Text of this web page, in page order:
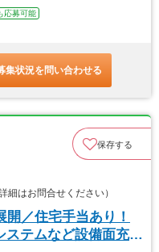
応募可能
集状況を問い合わせる
保存する
はお問合せください）
開／住宅手当あり！
ステムなど設備面充